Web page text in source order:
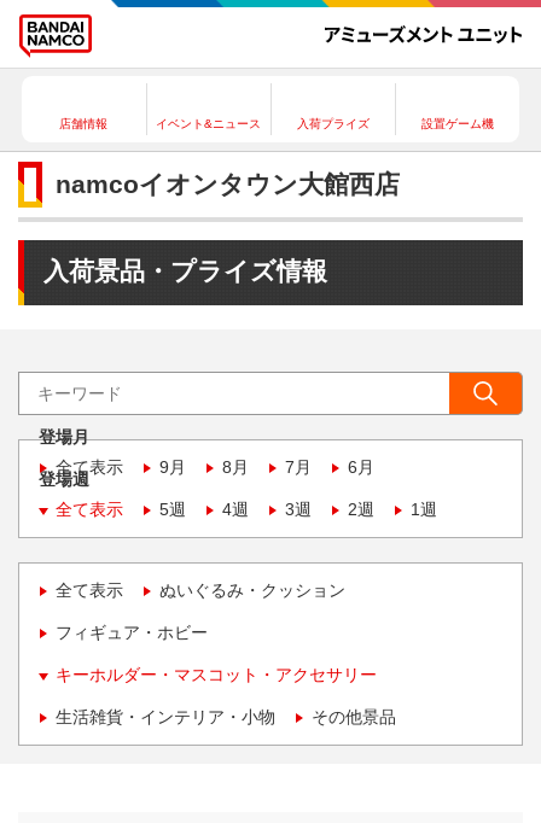
店舗情報 イベント&ニュース 入荷プライズ 設置ゲーム機
namcoイオンタウン大館西店
入荷景品・プライズ情報
登場月
全て表示
9月 8月 7月 6月
登場週
全て表示
5週 4週 3週 2週 1週
全て表示 ぬいぐるみ・クッション
フィギュア・ホビー
キーホルダー・マスコット・アクセサリー
生活雑貨・インテリア・小物 その他景品